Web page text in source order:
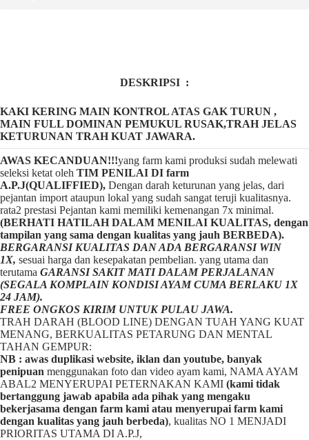
DESKRIPSI :
KAKI KERING MAIN KONTROL ATAS GAK TURUN ,
MAIN FULL DOMINAN PEMUKUL RUSAK,TRAH JELAS
KETURUNAN TRAH KUAT JAWARA.
AWAS KECANDUAN!!!yang farm kami produksi sudah melewati
seleksi ketat oleh TIM PENILAI DI farm
A.P.J(QUALIFFIED), Dengan darah keturunan yang jelas, dari
pejantan import ataupun lokal yang sudah sangat teruji kualitasnya.
rata2 prestasi Pejantan kami memiliki kemenangan 7x minimal.
(BERHATI HATILAH DALAM MENILAI KUALITAS, dengan
tampilan yang sama dengan kualitas yang jauh BERBEDA).
BERGARANSI KUALITAS DAN ADA BERGARANSI WIN
1X, sesuai harga dan kesepakatan pembelian. yang utama dan
terutama GARANSI SAKIT MATI DALAM PERJALANAN
(SEGALA KOMPLAIN KONDISI AYAM CUMA BERLAKU 1X
24 JAM).
FREE ONGKOS KIRIM UNTUK PULAU JAWA.
TRAH DARAH (BLOOD LINE) DENGAN TUAH YANG KUAT
MENANG, BERKUALITAS PETARUNG DAN MENTAL
TAHAN GEMPUR:
NB : awas duplikasi website, iklan dan youtube, banyak
penipuan menggunakan foto dan video ayam kami, NAMA AYAM
ABAL2 MENYERUPAI PETERNAKAN KAMI (kami tidak
bertanggung jawab apabila ada pihak yang mengaku
bekerjasama dengan farm kami atau menyerupai farm kami
dengan kualitas yang jauh berbeda), kualitas NO 1 MENJADI
PRIORITAS UTAMA DI A.P.J,